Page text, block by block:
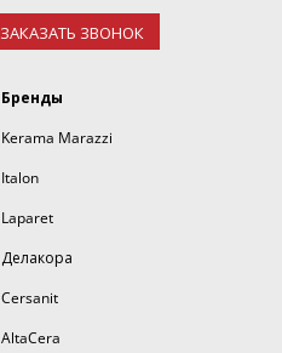
ЗАКАЗАТЬ ЗВОНОК
Бренды
Kerama Marazzi
Italon
Laparet
Делакора
Cersanit
AltaCera